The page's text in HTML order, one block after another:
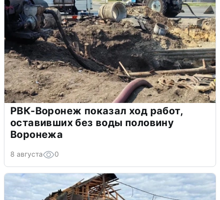
РВК-Воронеж показал ход работ,
оставивших без воды половину
Воронежа
8 августа 0